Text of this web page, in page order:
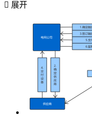
 展开